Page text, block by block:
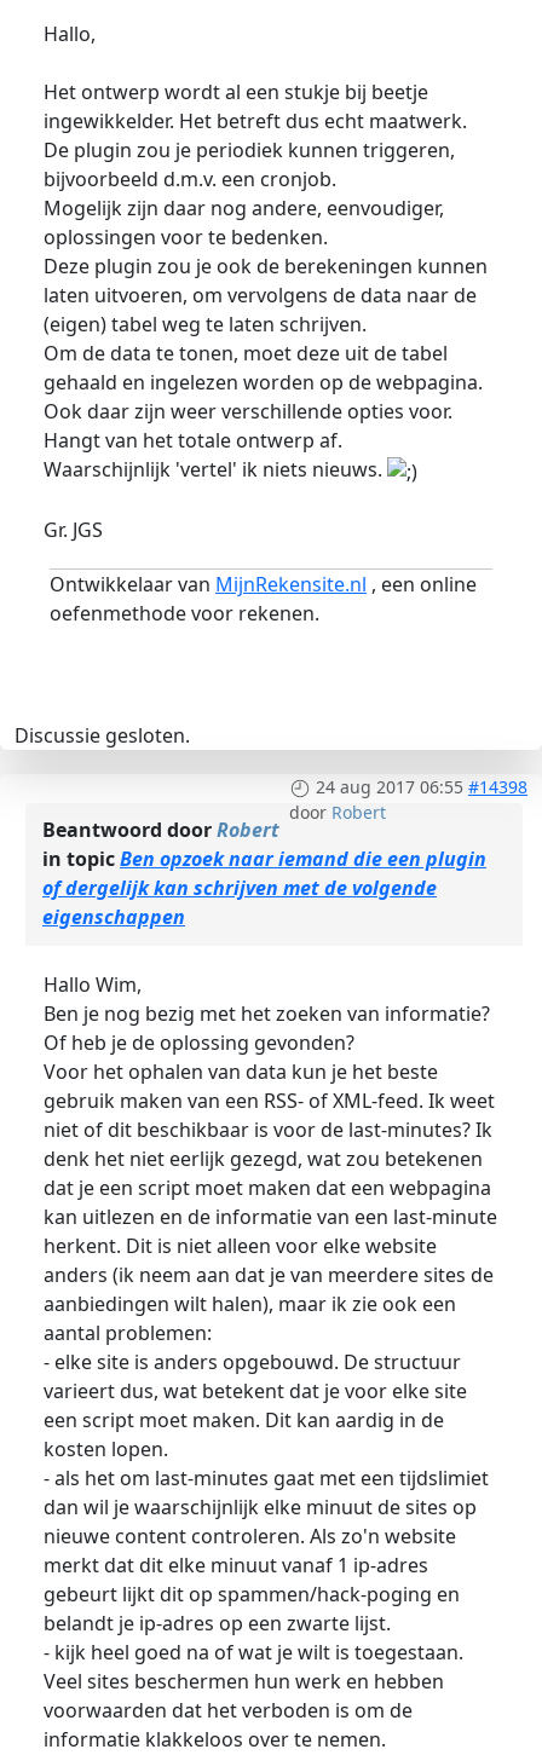
Hallo,
Het ontwerp wordt al een stukje bij beetje
ingewikkelder. Het betreft dus echt maatwerk.
De plugin zou je periodiek kunnen triggeren,
bijvoorbeeld d.m.v. een cronjob.
Mogelijk zijn daar nog andere, eenvoudiger,
oplossingen voor te bedenken.
Deze plugin zou je ook de berekeningen kunnen
laten uitvoeren, om vervolgens de data naar de
(eigen) tabel weg te laten schrijven.
Om de data te tonen, moet deze uit de tabel
gehaald en ingelezen worden op de webpagina.
Ook daar zijn weer verschillende opties voor.
Hangt van het totale ontwerp af.
Waarschijnlijk 'vertel' ik niets nieuws.
Gr. JGS
Ontwikkelaar van MijnRekensite.nl , een online
oefenmethode voor rekenen.
Discussie gesloten.
24 aug 2017 06:55 #14398
door Robert
Beantwoord doorRobert
in topicBen opzoek naar iemand die een plugin
of dergelijk kan schrijven met de volgende
eigenschappen
Hallo Wim,
Ben je nog bezig met het zoeken van informatie?
Of heb je de oplossing gevonden?
Voor het ophalen van data kun je het beste
gebruik maken van een RSS- of XML-feed. Ik weet
niet of dit beschikbaar is voor de last-minutes? Ik
denk het niet eerlijk gezegd, wat zou betekenen
dat je een script moet maken dat een webpagina
kan uitlezen en de informatie van een last-minute
herkent. Dit is niet alleen voor elke website
anders (ik neem aan dat je van meerdere sites de
aanbiedingen wilt halen), maar ik zie ook een
aantal problemen:
- elke site is anders opgebouwd. De structuur
varieert dus, wat betekent dat je voor elke site
een script moet maken. Dit kan aardig in de
kosten lopen.
- als het om last-minutes gaat met een tijdslimiet
dan wil je waarschijnlijk elke minuut de sites op
nieuwe content controleren. Als zo'n website
merkt dat dit elke minuut vanaf 1 ip-adres
gebeurt lijkt dit op spammen/hack-poging en
belandt je ip-adres op een zwarte lijst.
- kijk heel goed na of wat je wilt is toegestaan.
Veel sites beschermen hun werk en hebben
voorwaarden dat het verboden is om de
informatie klakkeloos over te nemen.